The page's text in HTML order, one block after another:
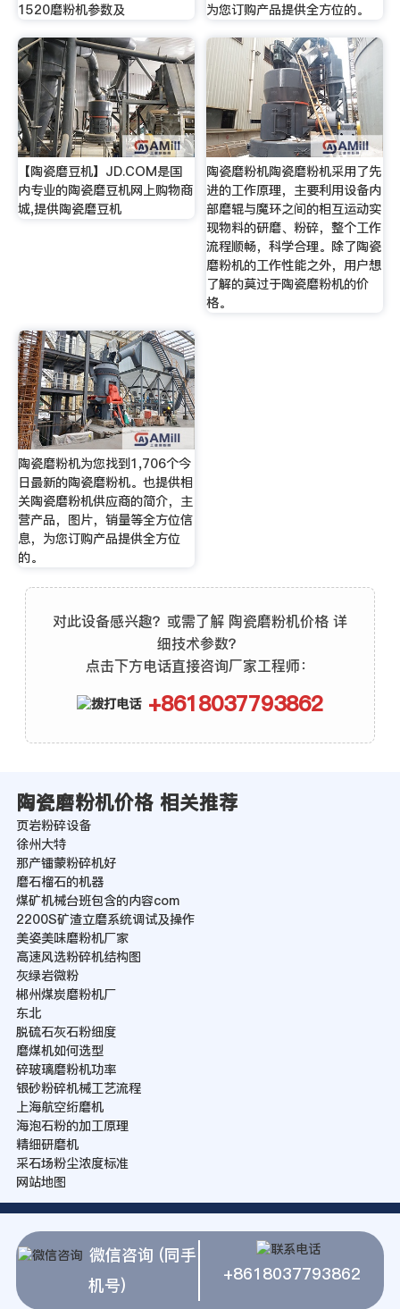
1520磨粉机参数及
为您订购产品提供全方位的。
【陶瓷磨豆机】JD.COM是国
内专业的陶瓷磨豆机网上购物商
城,提供陶瓷磨豆机
陶瓷磨粉机陶瓷磨粉机采用了先
进的工作原理，主要利用设备内
部磨辊与魔环之间的相互运动实
现物料的研磨、粉碎，整个工作
流程顺畅，科学合理。除了陶瓷
磨粉机的工作性能之外，用户想
了解的莫过于陶瓷磨粉机的价
格。
陶瓷磨粉机为您找到1,706个今
日最新的陶瓷磨粉机。也提供相
关陶瓷磨粉机供应商的简介，主
营产品，图片，销量等全方位信
息，为您订购产品提供全方位
的。
对此设备感兴趣？或需了解 陶瓷磨粉机价格 详
细技术参数？
点击下方电话直接咨询厂家工程师：
+8618037793862
陶瓷磨粉机价格 相关推荐
页岩粉碎设备
徐州大特
那产镭蒙粉碎机好
磨石榴石的机器
煤矿机械台班包含的内容com
2200S矿渣立磨系统调试及操作
美姿美味磨粉机厂家
高速风选粉碎机结构图
灰绿岩微粉
郴州煤炭磨粉机厂
东北
脱硫石灰石粉细度
磨煤机如何选型
碎玻璃磨粉机功率
银砂粉碎机械工艺流程
上海航空绗磨机
海泡石粉的加工原理
精细研磨机
采石场粉尘浓度标准
网站地图
微信咨询 (同手
机号)
+8618037793862